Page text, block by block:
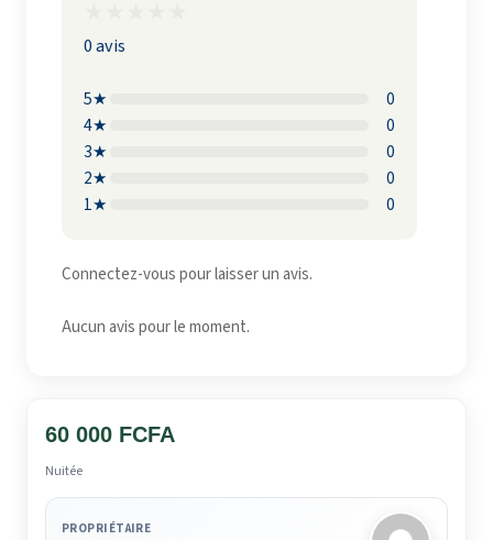
0 avis
5★
0
4★
0
3★
0
2★
0
1★
0
Connectez-vous pour laisser un avis.
Aucun avis pour le moment.
60 000 FCFA
Nuitée
PROPRIÉTAIRE